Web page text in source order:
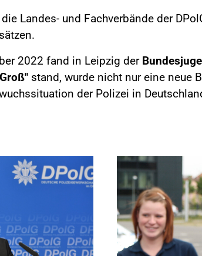
Landes- und Fachverbände der
2022 fand in Leipzig der
stand, wurde nicht nur eine neue
der Polizei in